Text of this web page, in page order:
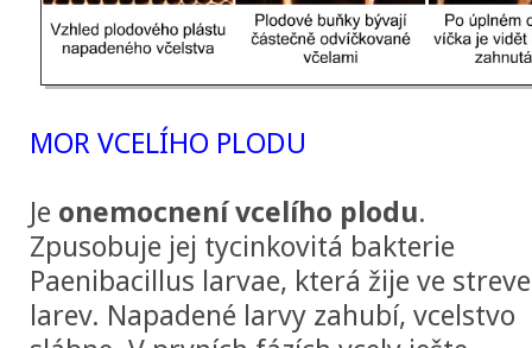
MOR VCELÍHO PLODU
Je onemocnení vcelího plodu.
Zpusobuje jej tycinkovitá bakterie
Paenibacillus larvae, která žije ve streve
larev. Napadené larvy zahubí, vcelstvo